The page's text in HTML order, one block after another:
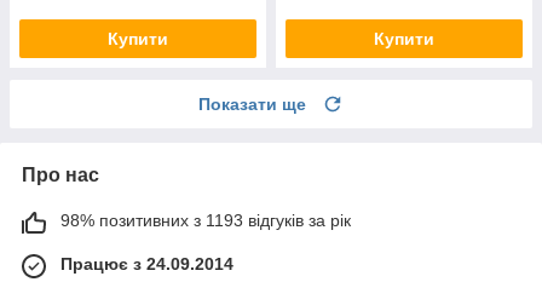
Купити Купити
Показати ще
Про нас
98% позитивних з 1193 відгуків за рік
Працює з 24.09.2014